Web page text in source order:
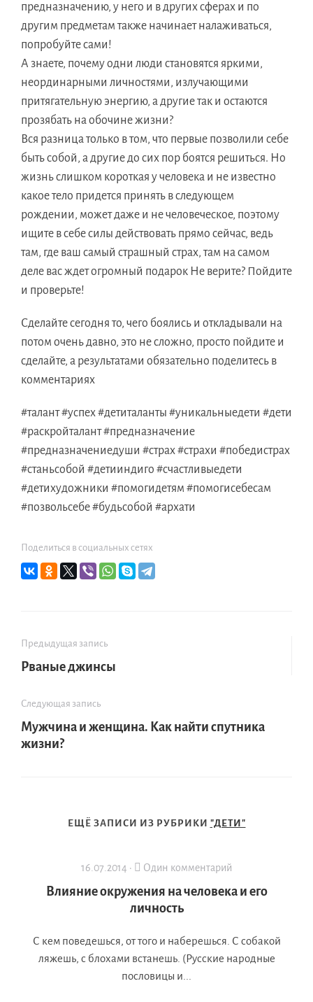
предназначению, у него и в других сферах и по
другим предметам также начинает налаживаться,
попробуйте сами!
А знаете, почему одни люди становятся яркими,
неординарными личностями, излучающими
притягательную энергию, а другие так и остаются
прозябать на обочине жизни?
Вся разница только в том, что первые позволили себе
быть собой, а другие до сих пор боятся решиться. Но
жизнь слишком короткая у человека и не известно
какое тело придется принять в следующем
рождении, может даже и не человеческое, поэтому
ищите в себе силы действовать прямо сейчас, ведь
там, где ваш самый страшный страх, там на самом
деле вас ждет огромный подарок Не верите? Пойдите
и проверьте!
Сделайте сегодня то, чего боялись и откладывали на
потом очень давно, это не сложно, просто пойдите и
сделайте, а результатами обязательно поделитесь в
комментариях
#талант #успех #детиталанты #уникальныедети #дети
#раскройталант#предназначение
#предназначениедуши #страх #страхи #победистрах
#станьсобой #детииндиго #счастливыедети
#детихудожники #помогидетям #помогисебесам
#позвольсебе#будьсобой #архати
Поделиться в социальных сетях
Предыдущая запись
Рваные джинсы
Следующая запись
Мужчина и женщина. Как найти спутника
жизни?
ЕЩЁ ЗАПИСИ ИЗ РУБРИКИ "ДЕТИ"
16.07.2014 · Один комментарий
Влияние окружения на человека и его
личность
С кем поведешься, от того и наберешься. С собакой
ляжешь, с блохами встанешь. (Русские народные
пословицы и...